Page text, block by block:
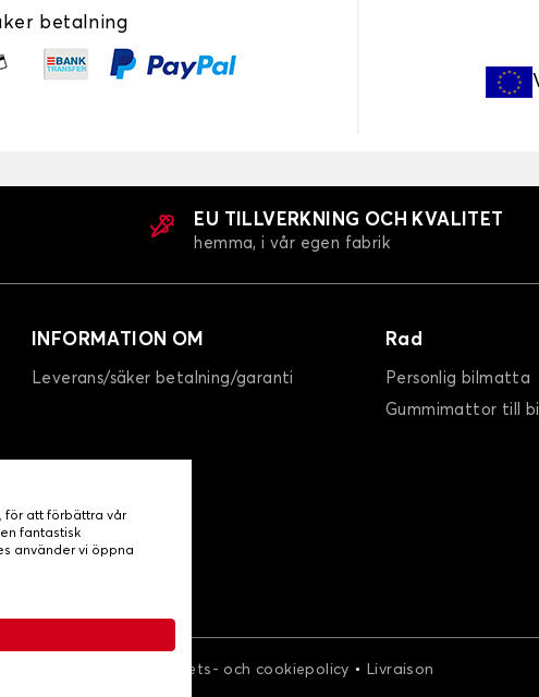
betalning
EU TILLVERKNING OCH KVALITET
hemma, i vår egen fabrik
INFORMATION OM
Leverans/säker betalning/garanti
Rad
Personlig bilmatta
Gummimattor till bil
Integritets- och cookiepolicy •Livraison
för att förbättra vår
fantastisk
använder vi öppna